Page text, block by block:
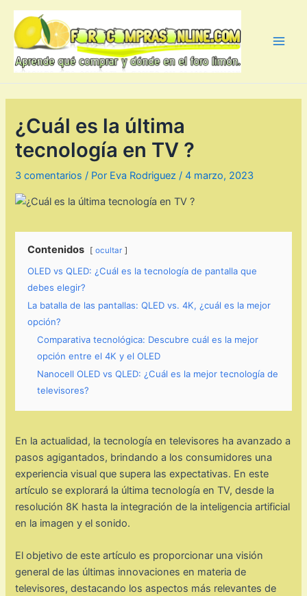
contenido
¿Cuál es la última
tecnología en TV ?
3 comentarios / Por Eva Rodriguez /4 marzo, 2023
Contenidos ocultar
OLED vs QLED: ¿Cuál es la tecnología de pantalla que
debes elegir?
La batalla de las pantallas: QLED vs. 4K, ¿cuál es la mejor
opción?
Comparativa tecnológica: Descubre cuál es la mejor
opción entre el 4K y el OLED
Nanocell OLED vs QLED: ¿Cuál es la mejor tecnología de
televisores?
En la actualidad, la tecnología en televisores ha avanzado a
pasos agigantados, brindando a los consumidores una
experiencia visual que supera las expectativas. En este
artículo se explorará la última tecnología en TV, desde la
resolución 8K hasta la integración de la inteligencia artificial
en la imagen y el sonido.
El objetivo de este artículo es proporcionar una visión
general de las últimas innovaciones en materia de
televisores, destacando los aspectos más relevantes de